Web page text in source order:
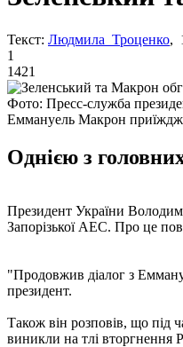
Текст: Людмила Троценко,
1
1421
Фото: Пресс-служба
Еммануель Макрон
Однією з
Президент України
Запорізької АЕС. Про це
"Продовжив діалог з
президент.
Також він розповів, що під
виникли на тлі вторгнення